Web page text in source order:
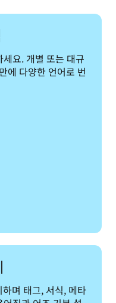
요. 개별 또는 대규
에 다양한 언어로 번
며 태그, 서식, 메타